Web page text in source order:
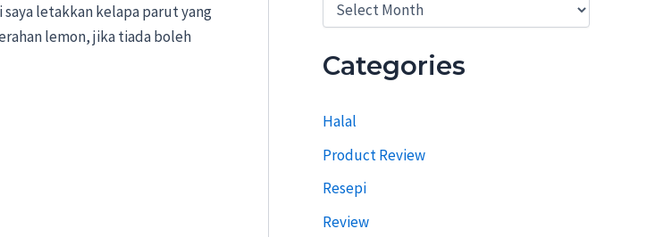
letakkan kelapa parut yang
lemon, jika tiada boleh
e
p
e
d
h
u
l
Categories
Halal
Product Review
Resepi
Review